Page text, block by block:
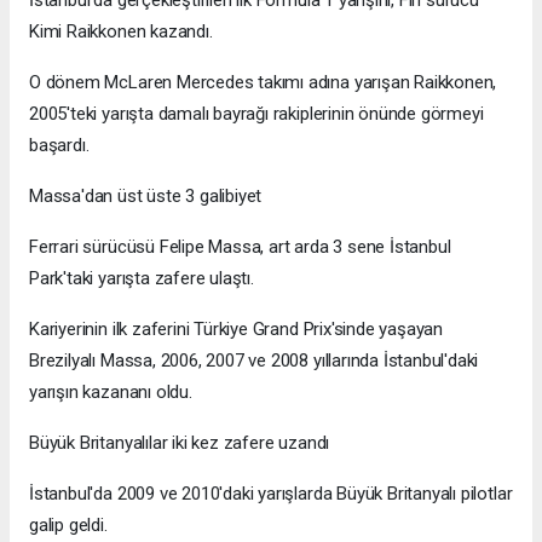
Kimi Raikkonen kazandı.
O dönem McLaren Mercedes takımı adına yarışan Raikkonen,
2005'teki yarışta damalı bayrağı rakiplerinin önünde görmeyi
başardı.
Massa'dan üst üste 3 galibiyet
Ferrari sürücüsü Felipe Massa, art arda 3 sene İstanbul
Park'taki yarışta zafere ulaştı.
Kariyerinin ilk zaferini Türkiye Grand Prix'sinde yaşayan
Brezilyalı Massa, 2006, 2007 ve 2008 yıllarında İstanbul'daki
yarışın kazananı oldu.
Büyük Britanyalılar iki kez zafere uzandı
İstanbul'da 2009 ve 2010'daki yarışlarda Büyük Britanyalı pilotlar
galip geldi.